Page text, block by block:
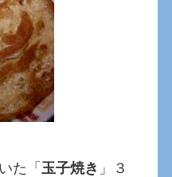
た「 玉子焼き 」３